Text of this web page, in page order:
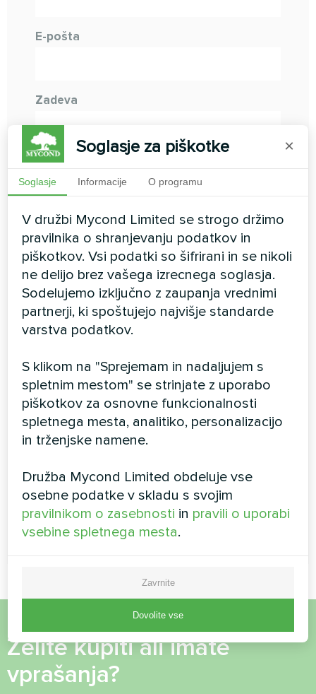
E-pošta
Zadeva
Komentar
Kdo ste?
Posameznik
Monter
Sprejmitepravilnik o zasebnosti
Varnostni pregled*
Preverite, ali niste robot.
Želite kupiti ali imate
vprašanja?
Soglasje za piškotke ×
Soglasje Informacije O programu
V družbi Mycond Limited se strogo držimo
pravilnika o shranjevanju podatkov in
piškotkov. Vsi podatki so šifrirani in se nikoli
ne delijo brez vašega izrecnega soglasja.
Sodelujemo izključno z zaupanja vrednimi
partnerji, ki spoštujejo najvišje standarde
varstva podatkov.
S klikom na "Sprejemam in nadaljujem s
spletnim mestom" se strinjate z uporabo
piškotkov za osnovne funkcionalnosti
spletnega mesta, analitiko, personalizacijo
in trženjske namene.
Družba Mycond Limited obdeluje vse
osebne podatke v skladu s svojim
pravilnikom o zasebnosti in pravili o uporabi
vsebine spletnega mesta.
Zavrnite
Dovolite vse